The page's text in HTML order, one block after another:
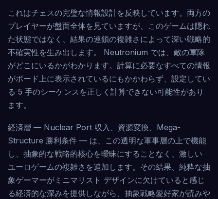
これはチェスの完璧な情報設計を反映しています。両方の
プレイヤーが盤面全体を見ていますが、このゲームは隠れ
た状態ではなく、結果の連鎖の複雑さによって深い戦略的
不確実性を生み出します。 Neutronium では、敵の軍隊
がどこにいるかがわかります。計算に必要なすべての情報
がボード上に表示されているにもかかわらず、設定してい
る 5 手のシーケンスを正しく計算できない可能性があり
ます。
経済層 — Nuclear Port 収入、資源変換、Mega-
Structure 勝利条件 — は、この透明な軍事層の上で機能
し、抽象的な戦略的核心を曖昧にすることなく、激しい
ユーロゲームの複雑さを追加します。その結果、純粋な抽
象ゲーマーがミニマリスト デザインに欠けていると感じ
る経済的な深みを提供しながら、抽象戦略愛好家が読みや